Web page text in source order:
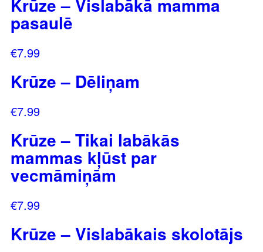
pasaulē
€7.99
Krūze – Dēliņam
€7.99
Krūze – Tikai labākās
mammas kļūst par
vecmāmiņām
€7.99
Krūze – Vislabākais skolotājs